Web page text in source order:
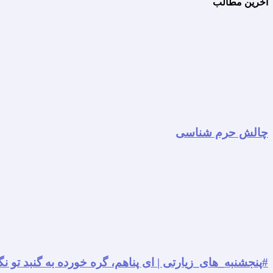
چالش حرم شناسی
#پنجشنبه_های_زیارتی | ای پناهم، گره خورده به گنبد تو